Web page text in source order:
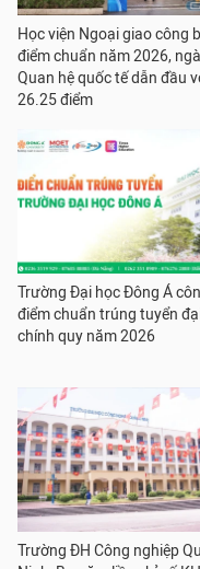
Học viện Ngoại giao công
điểm chuẩn năm 2026,
Quan hệ quốc tế dẫn đầu
26.25 điểm
Trường Đại học Đông Á
điểm chuẩn trúng tuyển
chính quy năm 2026
Trường ĐH Công nghiệp